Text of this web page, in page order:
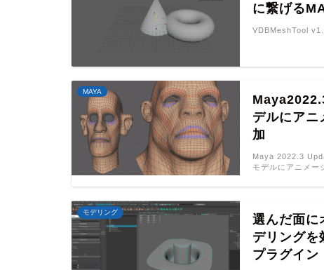
に繋げる
VDBMeshTool
MAYA
デルにアニ
加
Maya 2022.3
モデルにアニメー
モデリング
選んだ面に
デリングを
プラグイ